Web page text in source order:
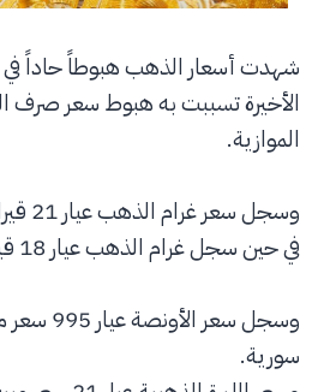
شهدت أسعار الذهب هبوطاً حاداً في
الأخيرة تسببت به هبوط سعر صرف
الموازية.
وسجل سعر غرام الذهب عيار 21 قيراط اليوم 340 ألف ليرة.
في حين سجل غرام الذهب عيار 18 قيراط 291429 ليرة.
سورية.